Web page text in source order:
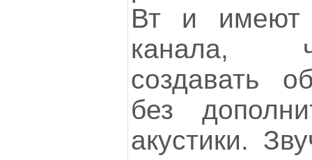
Вт и имеют
канала,
создавать
без
акустики.